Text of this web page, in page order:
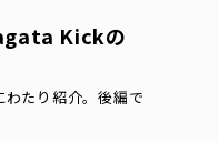
Kickの
たり紹介。後編で